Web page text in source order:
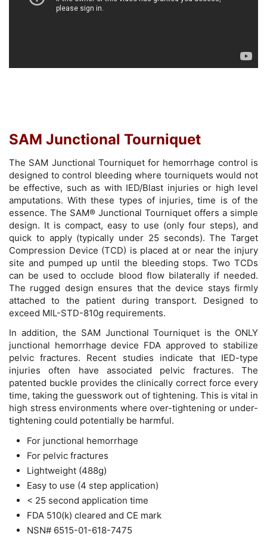
SAM Junctional Tourniquet
The SAM Junctional Tourniquet for hemorrhage control is
designed to control bleeding where tourniquets would not
be effective, such as with IED/Blast injuries or high level
amputations. With these types of injuries, time is of the
essence. The SAM® Junctional Tourniquet offers a simple
design. It is compact, easy to use (only four steps), and
quick to apply (typically under 25 seconds). The Target
Compression Device (TCD) is placed at or near the injury
site and pumped up until the bleeding stops. Two TCDs
can be used to occlude blood flow bilaterally if needed.
The rugged design ensures that the device stays firmly
attached to the patient during transport. Designed to
exceed MIL-STD-810g requirements.
In addition, the SAM Junctional Tourniquet is the ONLY
junctional hemorrhage device FDA approved to stabilize
pelvic fractures. Recent studies indicate that IED-type
injuries often have associated pelvic fractures. The
patented buckle provides the clinically correct force every
time, taking the guesswork out of tightening. This is vital in
high stress environments where over-tightening or under-
tightening could potentially be harmful.
For junctional hemorrhage
For pelvic fractures
Lightweight (488g)
Easy to use (4 step application)
< 25 second application time
FDA 510(k) cleared and CE mark
NSN# 6515-01-618-7475